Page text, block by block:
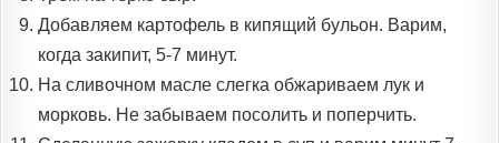
Добавляем картофель в кипящий бульон. Варим,
когда закипит, 5-7 минут.
На сливочном масле слегка обжариваем лук и
морковь. Не забываем посолить и поперчить.